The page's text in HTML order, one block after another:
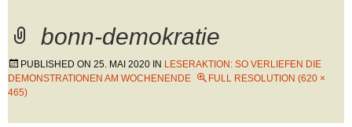
bonn-demokratie
PUBLISHED ON 25. MAI 2020 IN LESERAKTION: SO VERLIEFEN DIE
DEMONSTRATIONEN AM WOCHENENDE
FULL RESOLUTION (620 ×
465)